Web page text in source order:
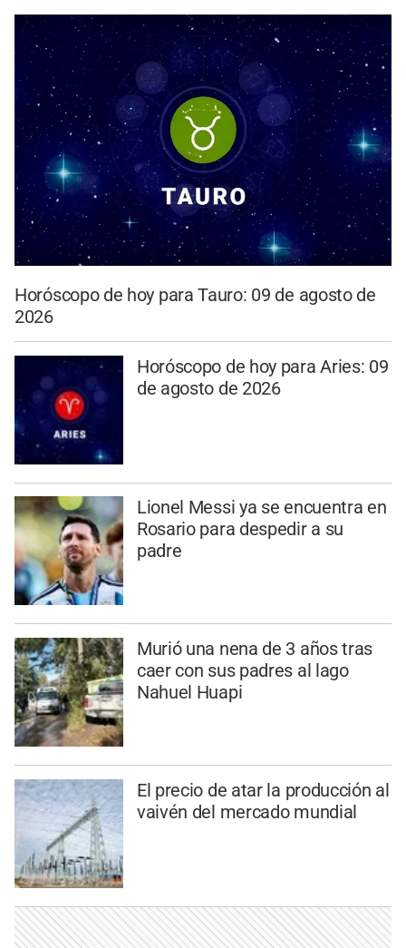
Horóscopo de hoy para Tauro: 09 de agosto de
2026
Horóscopo de hoy para Aries: 09
de agosto de 2026
Lionel Messi ya se encuentra en
Rosario para despedir a su
padre
Murió una nena de 3 años tras
caer con sus padres al lago
Nahuel Huapi
El precio de atar la producción al
vaivén del mercado mundial